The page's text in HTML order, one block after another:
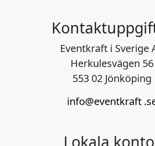
Eventkraft i Sverige
Herkulesvägen 56
553 02 Jönköping
info@eventkraft
Lokala